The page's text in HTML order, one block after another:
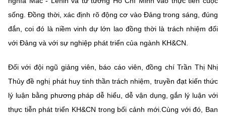
sống. Đồng thời, xác định rõ động cơ vào Đảng trong sáng, đúng
đắn, coi đó là niềm vinh dự lớn lao đồng thời là trách nhiệm đối
với Đảng và với sự nghiệp phát triển của ngành KH&CN.
Đối với đội ngũ giảng viên, báo cáo viên, đồng chí Trần Thị Nhị
Thủy đề nghị phát huy tinh thần trách nhiệm, truyền đạt kiến thức
lý luận bằng phương pháp dễ hiểu, dễ vận dụng, gắn lý luận với
thực tiễn phát triển KH&CN trong bối cảnh mới.Cùng với đó, Ban